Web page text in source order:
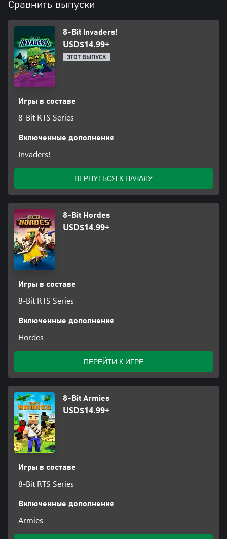
Сравнить выпуски
8-Bit Invaders!
USD$14.99+
ЭТОТ ВЫПУСК
Игры в составе
8-Bit RTS Series
Включенные дополнения
Invaders!
ВЕРНУТЬСЯ К НАЧАЛУ
8-Bit Hordes
USD$14.99+
Игры в составе
8-Bit RTS Series
Включенные дополнения
Hordes
ПЕРЕЙТИ К ИГРЕ
8-Bit Armies
USD$14.99+
Игры в составе
8-Bit RTS Series
Включенные дополнения
Armies